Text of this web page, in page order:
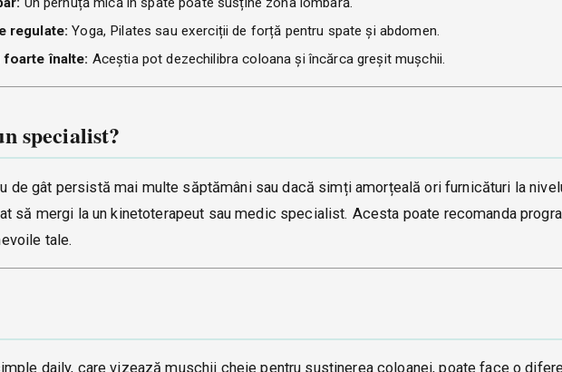
regulate: Yoga, Pilates sau exerciții de forță pentru spate și abdomen.
foarte înalte: Aceștia pot dezechilibra coloana și încărca greșit mușchii.
specialist?
de gât persistă mai multe săptămâni sau dacă simți amorțeală ori furnicături la
să mergi la un kinetoterapeut sau medic specialist. Acesta poate recomanda
tale.
daily, care vizează muschii cheie pentru susținerea coloanei, poate face o